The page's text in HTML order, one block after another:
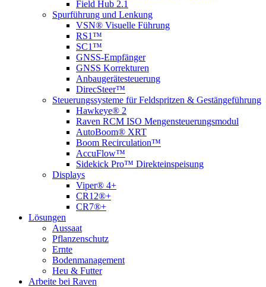
Field Hub 2.1
Spurführung und Lenkung
VSN® Visuelle Führung
RS1™
SC1™
GNSS-Empfänger
GNSS Korrekturen
Anbaugerätesteuerung
DirecSteer™
Steuerungssysteme für Feldspritzen & Gestängeführung
Hawkeye® 2
Raven RCM ISO Mengensteuerungsmodul
AutoBoom® XRT
Boom Recirculation™
AccuFlow™
Sidekick Pro™ Direkteinspeisung
Displays
Viper® 4+
CR12®+
CR7®+
Lösungen
Aussaat
Pflanzenschutz
Ernte
Bodenmanagement
Heu & Futter
Arbeite bei Raven